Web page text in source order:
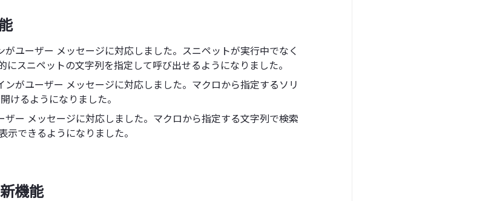
がユーザー メッセージに対応しました。スニペットが実行中でなく
にスニペットの文字列を指定して呼び出せるようになりました。
ンがユーザー メッセージに対応しました。マクロから指定するソリ
けるようになりました。
ザー メッセージに対応しました。マクロから指定する文字列で検索
示できるようになりました。
機能